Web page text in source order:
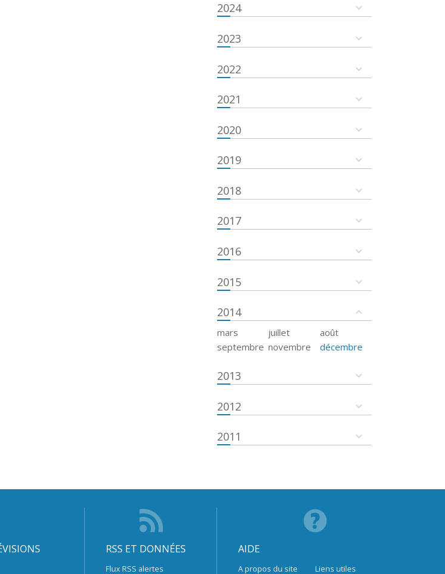
2024
2023
2022
2021
2020
2019
2018
2017
2016
2015
2014
mars juillet
août
septembre novembre décembre
2013
2012
2011
RSS ET DONNÉES
Flux RSS alertes
AIDE
A propos du site Liens utiles